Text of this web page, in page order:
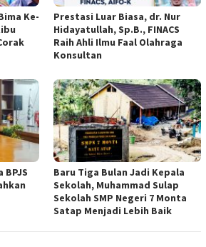
Ke-
Prestasi Luar Biasa, dr. Nur
Hidayatullah, Sp.B., FINACS
Raih Ahli Ilmu Faal Olahraga
Konsultan
Baru Tiga Bulan Jadi Kepala
Sekolah, Muhammad Sulap
Sekolah SMP Negeri 7 Monta
Satap Menjadi Lebih Baik